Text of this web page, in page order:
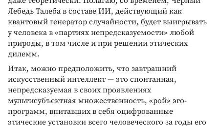
Лебедь Талеба в составе ИИ, действующий как
квантовый генератор случайности, будет выигрывать
у человека в «партиях непредсказуемости» любой
природы, в том числе и при решении этических
дилемм.
Итак, можно предположить, что завтрашний
искусственный интеллект — это спонтанная,
непредсказуемая в своих проявлениях
мультисубъектная множественность, «рой» эго-
программ, впитавших в себя оцифрованные
этические установки всего человеческого за годы его